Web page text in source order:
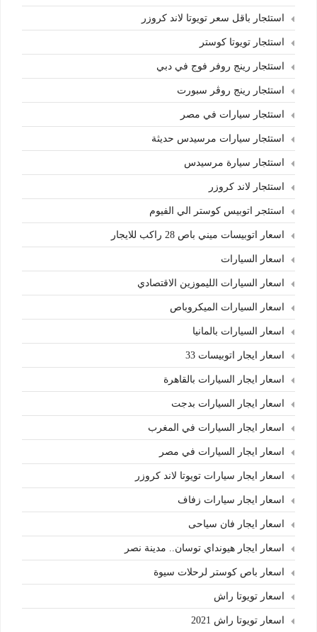
استئجار باقل سعر تويوتا لاند كروزر
استئجار تويوتا كوستر
استئجار رينج روفر فوج في دبي
استئجار رينج روڤر سبورت
استئجار سيارات في مصر
استئجار سيارات مرسيدس حديثة
استئجار سيارة مرسيدس
استئجار لاند كروزر
استئجر اتوبيس كوستر الي الفيوم
اسعار اتوبيسات ميني باص 28 راكب للايجار
اسعار السيارات
اسعار السيارات الليموزين الاقتصادي
اسعار السيارات الميكروباص
اسعار السيارات بالمانيا
اسعار ايجار اتوبيسات 33
اسعار ايجار السيارات بالقاهرة
اسعار ايجار السيارات بدجت
اسعار ايجار السيارات في المغرب
اسعار ايجار السيارات في مصر
اسعار ايجار سيارات تويوتا لاند كروزر
اسعار ايجار سيارات زفاف
اسعار ايجار فان سياحى
اسعار ايجار هيونداي توسان.. مدينة نصر
اسعار باص كوستر لرحلات سيوة
اسعار تويوتا راش
اسعار تويوتا راش 2021